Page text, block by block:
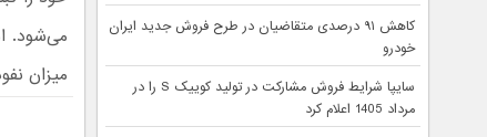
میزان
کاهش ۹۱ درصدی متقاضیان در طرح فروش جدید ایران
خودرو
سایپا شرایط فروش مشارکت در تولید کوییک S را در
مرداد 1405 اعلام کرد